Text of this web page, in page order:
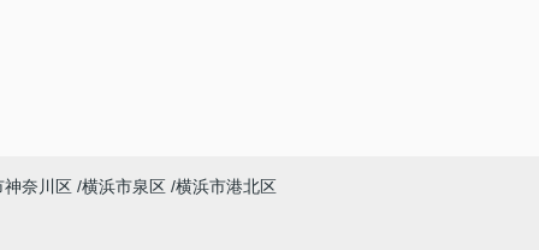
神奈川区 横浜市泉区 横浜市港北区